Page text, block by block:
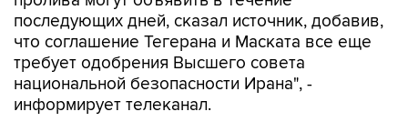
последующих дней, сказал источник, добавив,
что соглашение Тегерана и Маската все еще
требует одобрения Высшего совета
национальной безопасности Ирана", -
информирует телеканал.